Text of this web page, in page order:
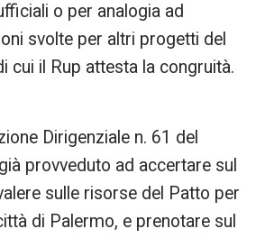
o per analogia ad
svolte per altri progetti del
cui il Rup attesta la congruità.
Dirigenziale n. 61 del
provveduto ad accertare sul
sulle risorse del Patto per
di Palermo, e prenotare sul